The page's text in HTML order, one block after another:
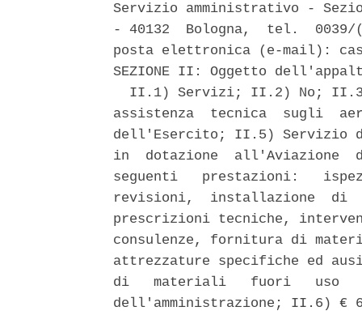
Servizio amministrativo -
- 40132  Bologna,  tel.  0039/
posta elettronica (e-mail):
SEZIONE II: Oggetto
II.1) Servizi; II.2) No;
assistenza  tecnica  sugli
dell'Esercito; II.5) Servizio
in  dotazione  all'Aviazione
seguenti   prestazioni:
revisioni,  installazione  di
prescrizioni tecniche,
consulenze, fornitura di
attrezzature specifiche ed
di   materiali   fuori   uso
dell'amministrazione; II.6) €